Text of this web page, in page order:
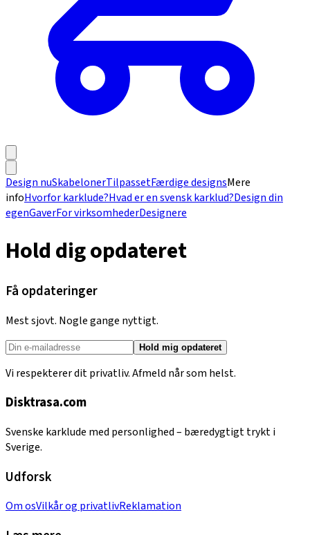
Design nuSkabelonerTilpassetFærdige designsMere
infoHvorfor karklude?Hvad er en svensk karklud?Design din
egenGaverFor virksomhederDesignere
Hold dig opdateret
Få opdateringer
Mest sjovt. Nogle gange nyttigt.
Hold mig opdateret
Vi respekterer dit privatliv. Afmeld når som helst.
Disktrasa.com
Svenske karklude med personlighed – bæredygtigt trykt i
Sverige.
Udforsk
Om osVilkår og privatlivReklamation